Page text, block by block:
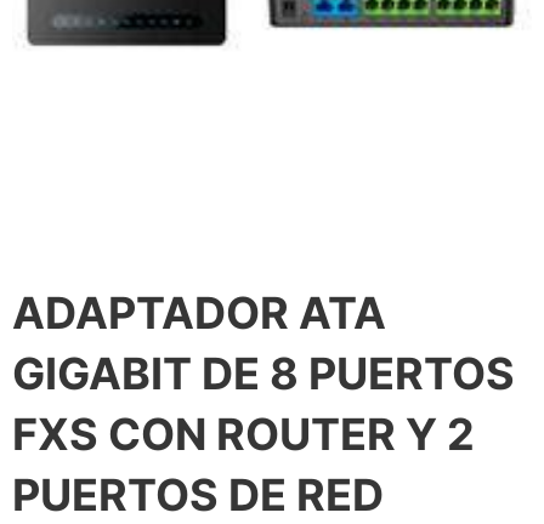
ADAPTADOR ATA
GIGABIT DE 8 PUERTOS
FXS CON ROUTER Y 2
PUERTOS DE RED